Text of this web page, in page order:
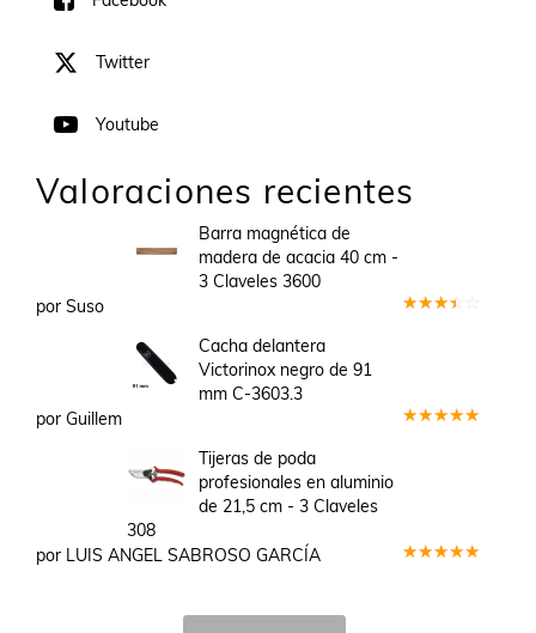
Twitter
Youtube
Valoraciones recientes
Barra magnética de
madera de acacia 40 cm -
3 Claveles 3600
por Suso
Cacha delantera
Victorinox negro de 91
mm C-3603.3
por Guillem
Tijeras de poda
profesionales en aluminio
de 21,5 cm - 3 Claveles
308
por LUIS ANGEL SABROSO GARCÍA